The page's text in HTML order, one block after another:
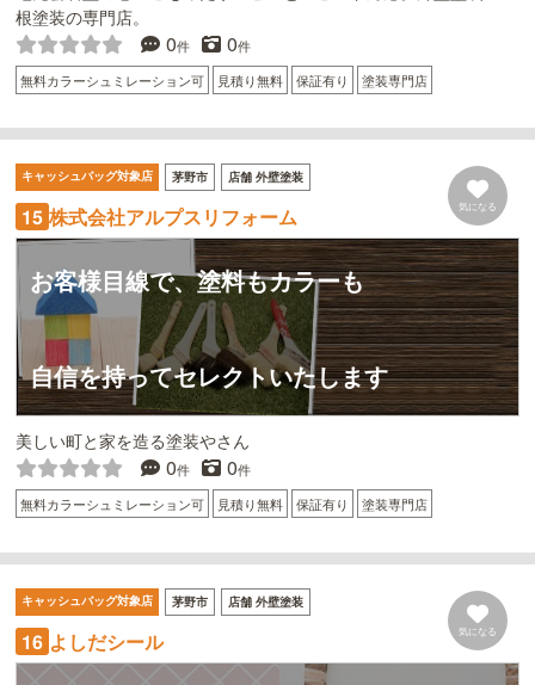
根塗装の専門店。
0件 0件
無料カラーシュミレーション可 見積り無料 保証有り 塗装専門店
キャッシュバッグ対象店 茅野市 店舗 外壁塗装
15 株式会社アルプスリフォーム 気になる
お客様目線で、塗料もカラーも
自信を持ってセレクトいたします
美しい町と家を造る塗装やさん
0件 0件
無料カラーシュミレーション可 見積り無料 保証有り 塗装専門店
キャッシュバッグ対象店 茅野市 店舗 外壁塗装
16 よしだシール 気になる